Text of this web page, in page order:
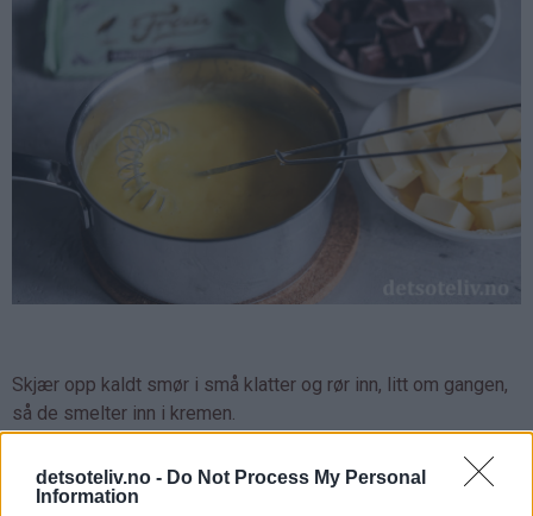
detsoteliv.no - Do Not Process My Personal
Information
Skjær opp kaldt smør i små klatter og rør inn, litt om gangen,
så de smelter inn i kremen.